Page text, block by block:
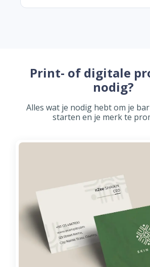
Print- of digitale
nodig?
Alles wat je nodig hebt om je
starten en je merk te